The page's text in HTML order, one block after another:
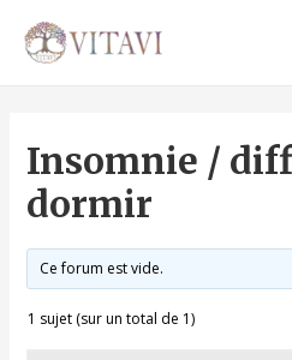
Insomnie /
dormir
Ce forum est vide.
1 sujet (sur un total de 1)